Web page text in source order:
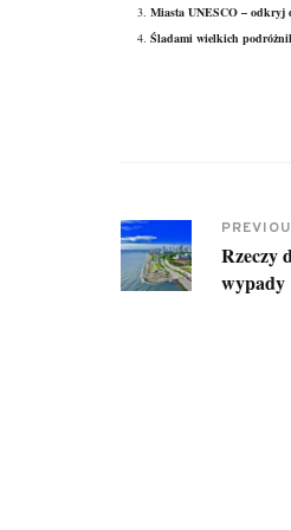
Miasta UNESCO – odkryj
Śladami wielkich
Rzeczy
wypady